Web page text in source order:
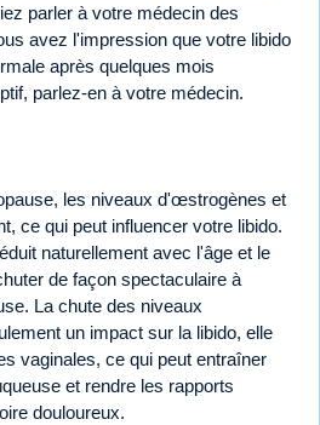
parler à votre médecin des
avez l'impression que votre libido
après quelques mois
parlez-en à votre médecin.
les niveaux d'œstrogènes et
ce qui peut influencer votre libido.
naturellement avec l'âge et le
de façon spectaculaire à
La chute des niveaux
un impact sur la libido, elle
vaginales, ce qui peut entraîner
et rendre les rapports
douloureux.